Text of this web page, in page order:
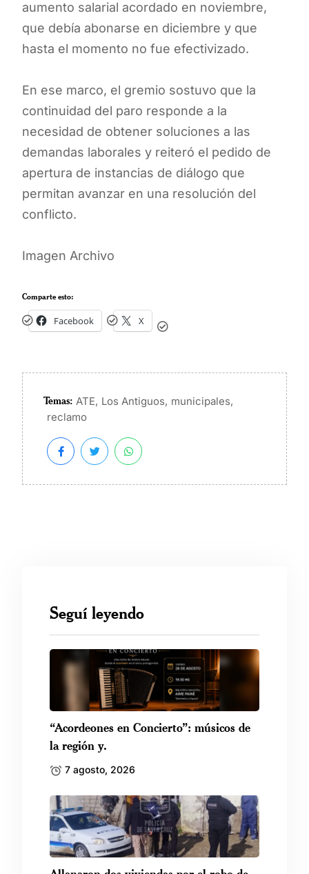
aumento salarial acordado en noviembre,
que debía abonarse en diciembre y que
hasta el momento no fue efectivizado.
En ese marco, el gremio sostuvo que la
continuidad del paro responde a la
necesidad de obtener soluciones a las
demandas laborales y reiteró el pedido de
apertura de instancias de diálogo que
permitan avanzar en una resolución del
conflicto.
Imagen Archivo
Comparte esto:
Facebook X
Temas: ATE, Los Antiguos, municipales,
reclamo
Seguí leyendo
“Acordeones en Concierto”: músicos de
la región y.
7 agosto, 2026